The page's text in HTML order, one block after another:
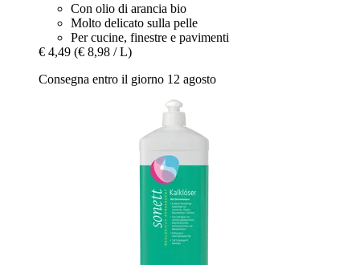
Con olio di arancia bio
Molto delicato sulla pelle
Per cucine, finestre e pavimenti
€ 4,49 (€ 8,98 / L)
Consegna entro il giorno 12 agosto